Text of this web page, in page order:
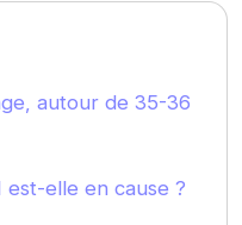
autour de 35-36
est-elle en cause ?